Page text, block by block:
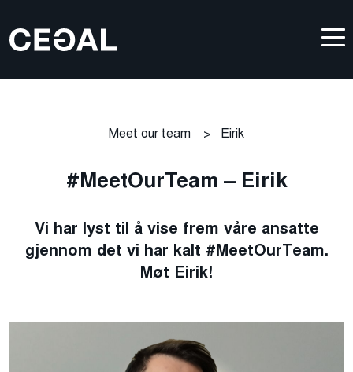
Meet our team > Eirik
#MeetOurTeam – Eirik
Vi har lyst til å vise frem våre ansatte
gjennom det vi har kalt #MeetOurTeam.
Møt Eirik!